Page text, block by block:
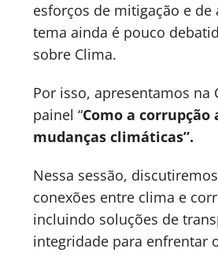
esforços de mitigação e de
tema ainda é pouco
sobre Clima.
Por isso, apresentamos na
painel “Como a corrupção
mudanças climáticas”.
Nessa sessão,
conexões entre clima e
incluindo soluções de
integridade para enfrentar